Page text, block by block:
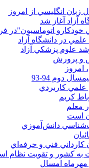
زبان انگليسي از امروز
آزاد آغاز شد
اتوماسيون"در
امروز
دوم 94-93
علمي کاربردي
کريم
است
دانش‌آموزي
کشور و تقويت نظام
مهرماه امسال